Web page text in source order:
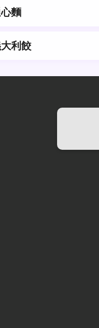
麵
利餃